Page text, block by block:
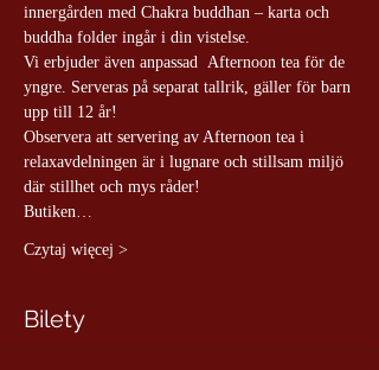
innergården med Chakra buddhan – karta och
buddha folder ingår i din vistelse.
Vi erbjuder även anpassad  Afternoon tea för de
yngre. Serveras på separat tallrik, gäller för barn
upp till 12 år!
Observera att servering av Afternoon tea i
relaxavdelningen är i lugnare och stillsam miljö
där stillhet och mys råder!
Butiken…
Czytaj więcej >
Bilety